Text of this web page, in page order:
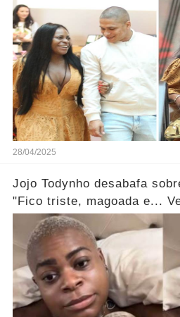
28/04/2025
Jojo Todynho desabafa
"Fico triste, magoada e...